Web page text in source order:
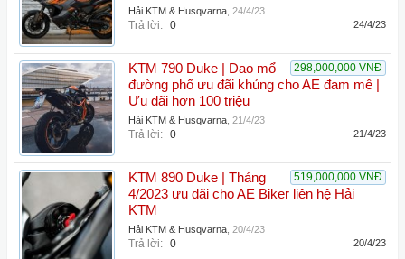
Hải KTM & Husqvarna 24/4/23
Trả lời: 0 24/4/23
298,000,000 VNĐ
KTM 790 Duke | Dao mổ
đường phố ưu đãi khủng cho AE đam mê |
Ưu đãi hơn 100 triệu
Hải KTM & Husqvarna 21/4/23
Trả lời: 0 21/4/23
519,000,000 VNĐ
KTM 890 Duke | Tháng
4/2023 ưu đãi cho AE Biker liên hệ Hải
KTM
Hải KTM & Husqvarna 20/4/23
Trả lời: 0 20/4/23